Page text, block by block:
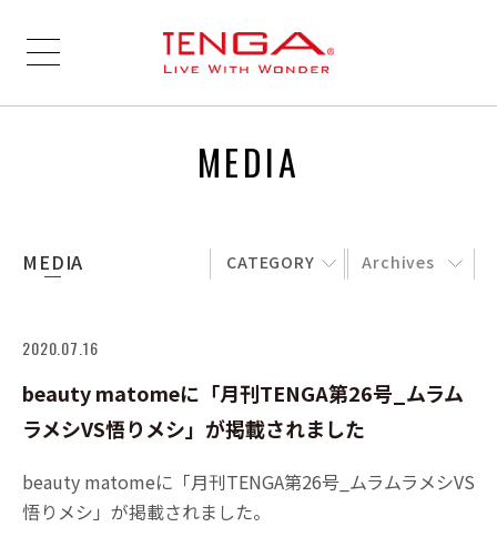
MEDIA
MEDIA CATEGORY Archives
2020.07.16
beauty matomeに「月刊TENGA第26号_ムラム
ラメシVS悟りメシ」が掲載されました
beauty matomeに「月刊TENGA第26号_ムラムラメシVS
悟りメシ」が掲載されました。